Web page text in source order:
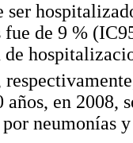
ser
fue de 9 %
años, en 2008,
neumonías